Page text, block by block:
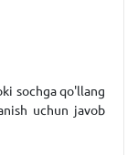
sochga qo'llang
uchun javob